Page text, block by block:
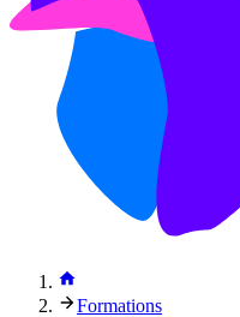
Formations